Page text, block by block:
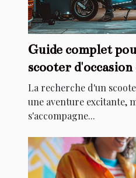
Guide complet
scooter
sécurité
La recherche d'un
une aventure excitante,
s'accompagne...